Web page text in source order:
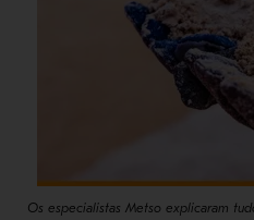
Os especialistas Metso explicaram